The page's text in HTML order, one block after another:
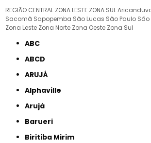
REGIÃO CENTRAL ZONA LESTE ZONA SUL
Sacomã Sapopemba São Lucas São Paulo São
Zona Leste Zona Norte Zona Oeste Zona Sul
ABC
ABCD
ARUJÁ
Alphaville
Arujá
Barueri
Biritiba Mirim